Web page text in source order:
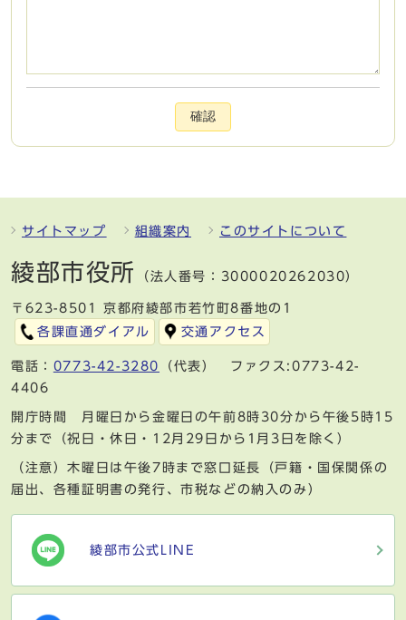
確認
サイトマップ 組織案内 このサイトについて
綾部市役所 （法人番号：3000020262030）
〒623-8501 京都府綾部市若竹町8番地の1
各課直通ダイアル
交通アクセス
電話： 0773-42-3280
（代表） ファクス:0773-42-
4406
開庁時間 月曜日から金曜日の午前8時30分から午後5時15
分まで（祝日・休日・12月29日から1月3日を除く）
（注意）木曜日は午後7時まで窓口延長（戸籍・国保関係の
届出、各種証明書の発行、市税などの納入のみ）
綾部市公式LINE